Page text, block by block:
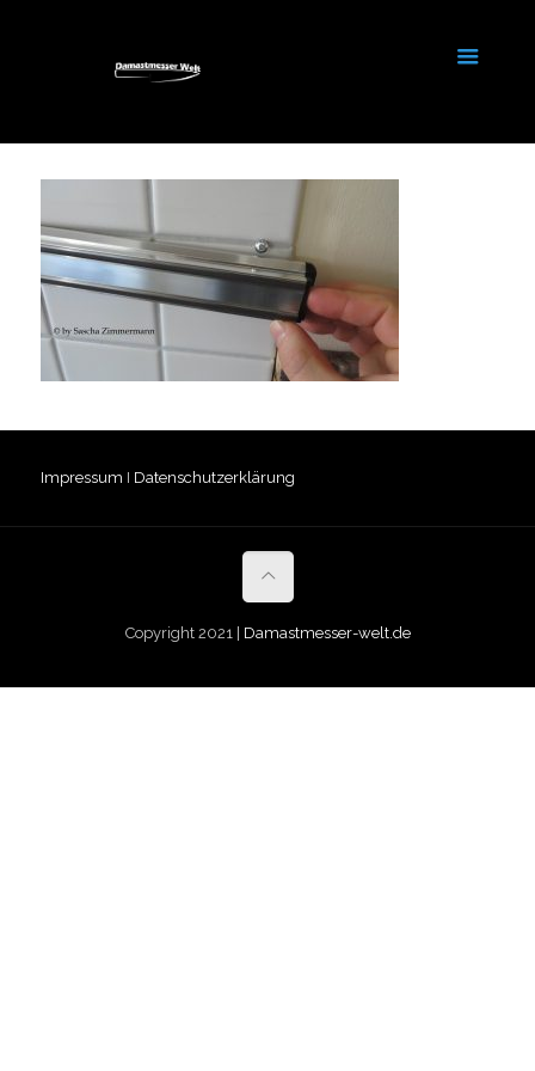
Impressum I Datenschutzerklärung
Copyright 2021 | Damastmesser-welt.de